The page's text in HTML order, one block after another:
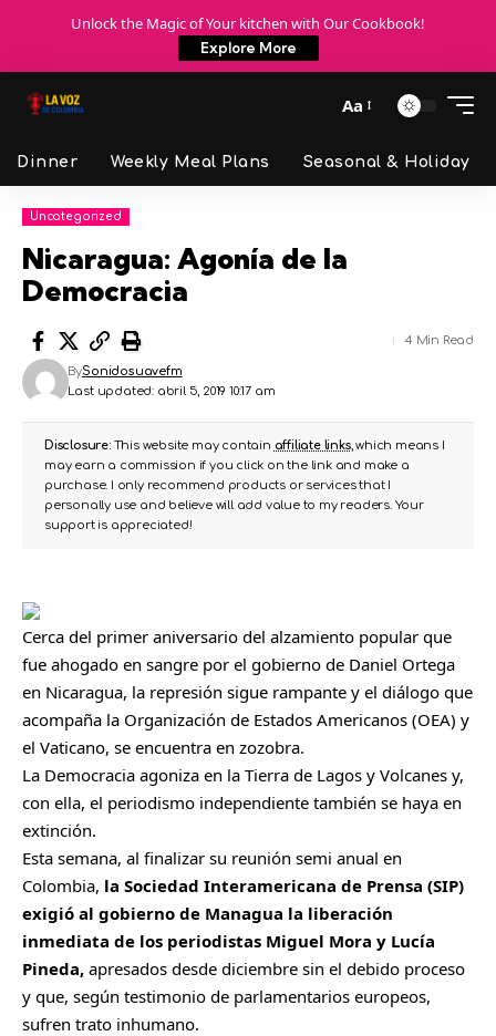
Unlock the Magic of Your kitchen with Our Cookbook!
Explore More
Aa
Dinner Weekly Meal Plans Seasonal & Holiday
Uncategorized
Nicaragua: Agonía de la
Democracia
Last updated: abril 5, 2019 10:17 am
BySonidosuavefm
4 Min Read
Disclosure:This website may contain affiliate links, which means I
may earn a commission if you click on the link and make a
purchase. I only recommend products or services that I
personally use and believe will add value to my readers. Your
support is appreciated!
Cerca del primer aniversario del alzamiento popular que
fue ahogado en sangre por el gobierno de Daniel Ortega
en Nicaragua, la represión sigue rampante y el diálogo que
acompaña la Organización de Estados Americanos (OEA) y
el Vaticano, se encuentra en zozobra.
La Democracia agoniza en la Tierra de Lagos y Volcanes y,
con ella, el periodismo independiente también se haya en
extinción.
Esta semana, al finalizar su reunión semi anual en
Colombia, la Sociedad Interamericana de Prensa (SIP)
exigió al gobierno de Managua la liberación
inmediata de los periodistas Miguel Mora y Lucía
Pineda, apresados desde diciembre sin el debido proceso
y que, según testimonio de parlamentarios europeos,
sufren trato inhumano.